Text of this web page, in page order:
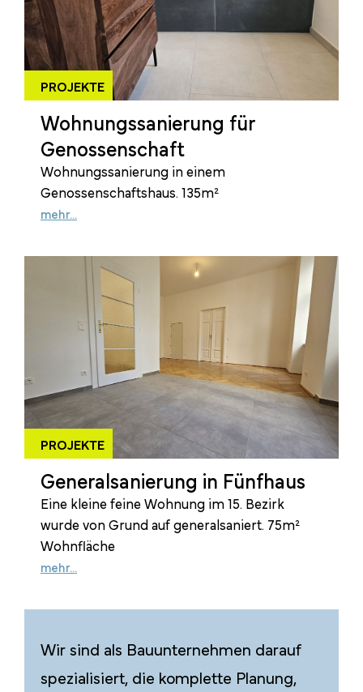
PROJEKTE
Wohnungssanierung für
Genossenschaft
Wohnungssanierung in einem
Genossenschaftshaus. 135m²
mehr...
PROJEKTE
Generalsanierung in Fünfhaus
Eine kleine feine Wohnung im 15. Bezirk
wurde von Grund auf generalsaniert. 75m²
Wohnfläche
mehr...
Wir sind als Bauunternehmen darauf
spezialisiert, die komplette Planung,